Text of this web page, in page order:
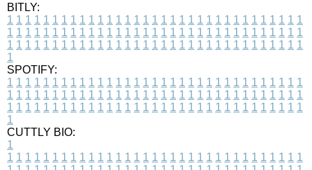
BITLY:
1 1 1 1 1 1 1 1 1 1 1 1 1 1 1 1 1 1 1 1 1 1 1 1 1 1 1 1 1 1 1 1 1
1 1 1 1 1 1 1 1 1 1 1 1 1 1 1 1 1 1 1 1 1 1 1 1 1 1 1 1 1 1 1 1 1
1 1 1 1 1 1 1 1 1 1 1 1 1 1 1 1 1 1 1 1 1 1 1 1 1 1 1 1 1 1 1 1 1
1
SPOTIFY:
1 1 1 1 1 1 1 1 1 1 1 1 1 1 1 1 1 1 1 1 1 1 1 1 1 1 1 1 1 1 1 1 1
1 1 1 1 1 1 1 1 1 1 1 1 1 1 1 1 1 1 1 1 1 1 1 1 1 1 1 1 1 1 1 1 1
1 1 1 1 1 1 1 1 1 1 1 1 1 1 1 1 1 1 1 1 1 1 1 1 1 1 1 1 1 1 1 1 1
1
CUTTLY BIO:
1
1 1 1 1 1 1 1 1 1 1 1 1 1 1 1 1 1 1 1 1 1 1 1 1 1 1 1 1 1 1 1 1 1